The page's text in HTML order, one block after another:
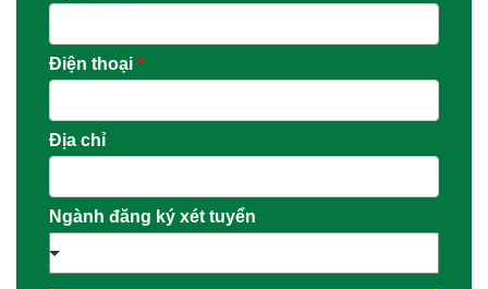
Điện thoại *
Địa chỉ
Ngành đăng ký xét tuyển